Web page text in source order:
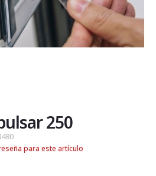
250
para este artículo